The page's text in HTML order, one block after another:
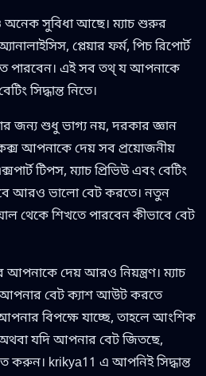
অনেক সুবিধা আছে। ম্যাচ শুরুর
প্লেয়ার ফর্ম, পিচ রিপোর্ট
পারবেন। এই সব তথ্ য আপনাকে
সিদ্ধান্ত নিতে।
জন্য শুধু ভাগ্য নয়, দরকার জ্ঞান
আপনাকে দেয় সব প্রয়োজনীয়
টিপস, ম্যাচ প্রিভিউ এবং বেটিং
আরও ভালো বেট করতে। নতুন
থেকে শিখতে পারবেন কীভাবে বেট
দেয় আরও নিয়ন্ত্রণ। ম্যাচ
বেট ক্যাশ আউট করতে
বিপক্ষে যাচ্ছে, তাহলে আংশিক
যদি আপনার বেট জিতছে,
করুন। krikya11 এ আপনিই সিদ্ধান্ত